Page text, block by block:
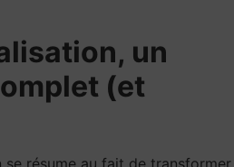
un
(et
se résume au fait de transformer